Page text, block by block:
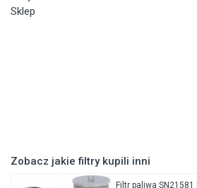
Sklep
Zobacz jakie filtry kupili inni
Filtr paliwa SN21581